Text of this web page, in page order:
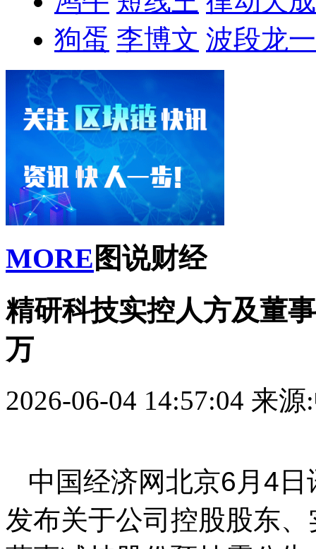
狗蛋 李博文 波段龙一
MORE 图说财经
精研科技实控人方及董
万
2026-06-04 14:57:04 来源
中国经济网北京6月4
发布关于公司控股股东